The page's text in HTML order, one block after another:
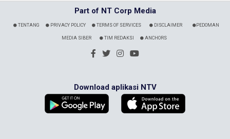
Part of NT Corp Media
TENTANG PRIVACY POLICY TERMS OF SERVICES DISCLAIMER PEDOMAN
MEDIA SIBER TIM REDAKSI ANCHORS
Download aplikasi NTV